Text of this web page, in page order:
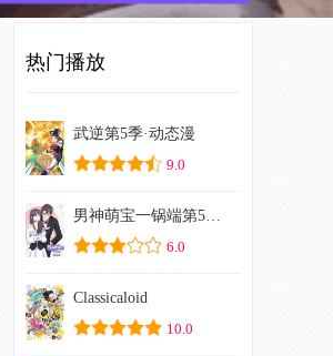
热门播放
武逆第5季·动态漫
9.0
男神萌宝一锅端第5季·动态漫
6.0
Classicaloid
10.0